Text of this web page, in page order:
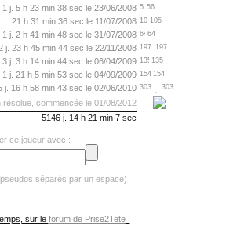
1 j. 5 h 23 min 38 sec le 23/06/2008 56
21 h 31 min 36 sec le 11/07/2008 105
1 j. 2 h 41 min 48 sec le 31/07/2008 64
j. 23 h 45 min 44 sec le 22/11/2008 197
3 j. 3 h 14 min 44 sec le 06/04/2009 135
1 j. 21 h 5 min 53 sec le 04/09/2009 154
j. 16 h 58 min 43 sec le 02/06/2010 303
résolue, commencée le 01/08/2012
5146 j. 14 h 21 min 7 sec
ce joueur avec :
séparés par un espace)
sur le forum de Prise2Tete: